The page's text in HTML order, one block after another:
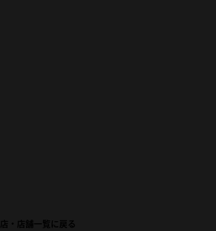
・店舗一覧に戻る